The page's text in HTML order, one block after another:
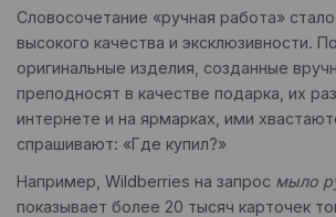
Словосочетание «ручная работа»
высокого качества и эксклюзивности.
оригинальные изделия, созданные
преподносят в качестве подарка, их
интернете и на ярмарках, ими
спрашивают: «Где купил?»
Например, Wildberries на запрос мыло
показывает более 20 тысяч карточек